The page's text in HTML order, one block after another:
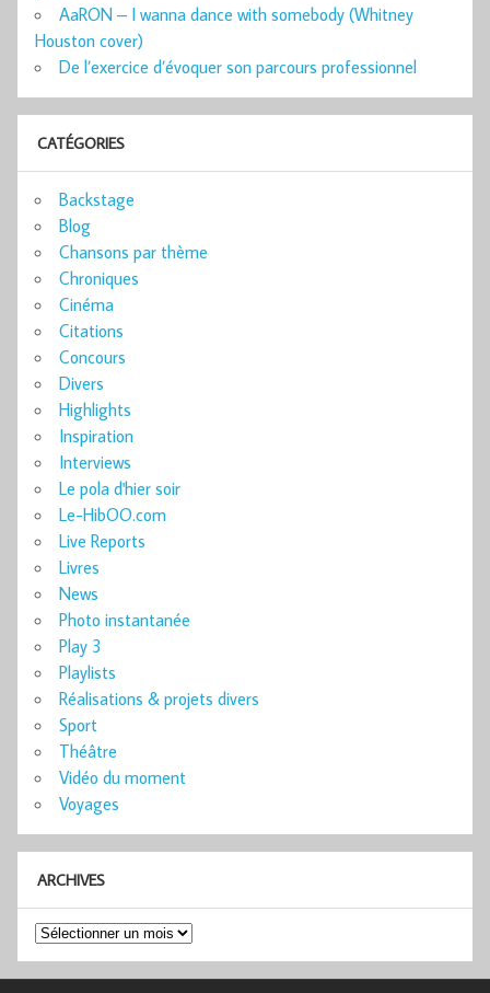
AaRON – I wanna dance with somebody (Whitney
Houston cover)
De l’exercice d’évoquer son parcours professionnel
CATÉGORIES
Backstage
Blog
Chansons par thème
Chroniques
Cinéma
Citations
Concours
Divers
Highlights
Inspiration
Interviews
Le pola d'hier soir
Le-HibOO.com
Live Reports
Livres
News
Photo instantanée
Play 3
Playlists
Réalisations & projets divers
Sport
Théâtre
Vidéo du moment
Voyages
ARCHIVES
Archives